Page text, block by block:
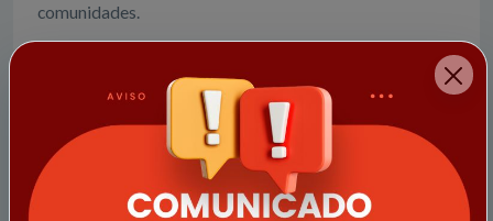
comunidades.
Notícias relacionadas